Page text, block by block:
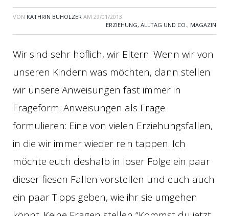
VON KATHRIN BUHOLZER AM 29/01/2013
ERZIEHUNG, ALLTAG UND CO., MAGAZIN
Wir sind sehr höflich, wir Eltern. Wenn wir von
unseren Kindern was möchten, dann stellen
wir unsere Anweisungen fast immer in
Frageform. Anweisungen als Frage
formulieren: Eine von vielen Erziehungsfallen,
in die wir immer wieder rein tappen. Ich
möchte euch deshalb in loser Folge ein paar
dieser fiesen Fallen vorstellen und euch auch
ein paar Tipps geben, wie ihr sie umgehen